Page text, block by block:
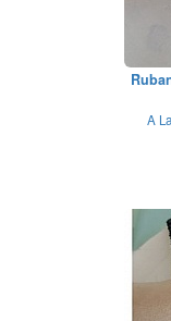
A